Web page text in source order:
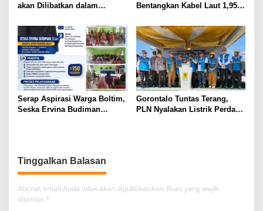
akan Dilibatkan dalam
2026
Bentangkan Kabel Laut 1,95
Perdana di Pulau Dudepo dan
Tuntaskan 100 Persen Rasio
Desa Berlistrik Provinsi
Gorontalo
Serap Aspirasi Warga Boltim,
Seska Ervina Budiman
Gorontalo Tuntas Terang,
PLN Nyalakan Listrik Perdana
Tinggalkan Balasan
Alamat email Anda tidak akan dipublikasikan. Ruas yang wajib
ditandai *